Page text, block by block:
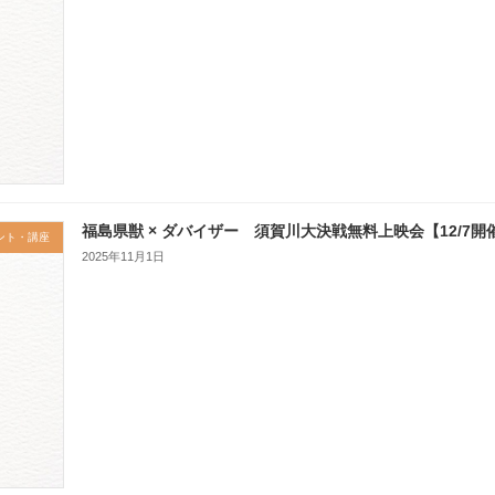
ト・講座 福島県獣 × ダバイザー 須賀川大決戦無料上映会【12/7開
2025年11月1日